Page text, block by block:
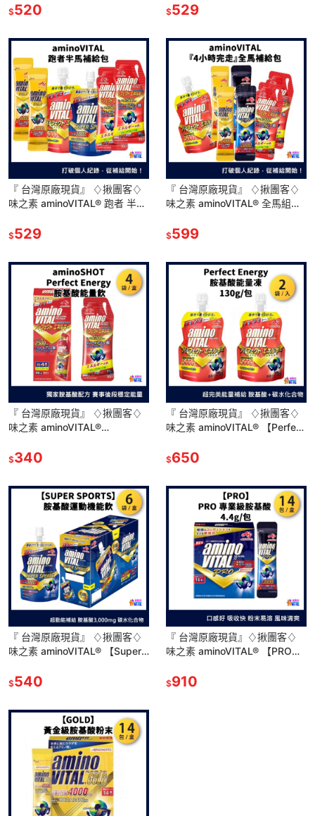
超馬 自行
$520
人補給
$529
『 台灣原廠現貨』 ♢揪團客♢
味之素 aminoVITAL® 跑者 半馬
運動修復蛋白
$529
『 台灣原廠現貨』 ♢揪團客♢
味之素 aminoVITAL® 全馬組合
$599
『 台灣原廠現貨』 ♢揪團客♢
味之素 aminoVITAL®
中文標籤 單包 盒售
$340
『 台灣原廠現貨』 ♢揪團客♢
味之素 aminoVITAL® 【Perfect
$650
『 台灣原廠現貨』 ♢揪團客♢
味之素 aminoVITAL® 【Super
$540
『 台灣原廠現貨』♢揪團客♢
味之素 aminoVITAL® 【PRO】
$910